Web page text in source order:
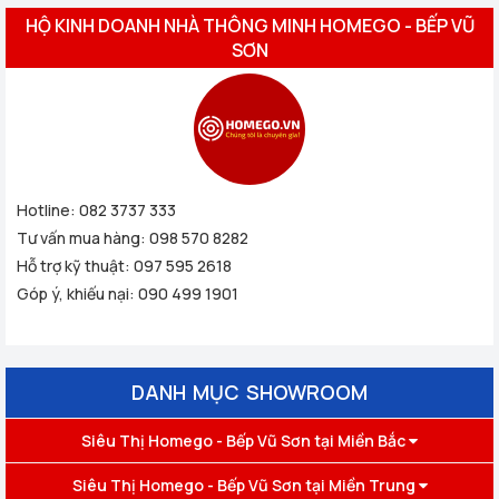
HỘ KINH DOANH NHÀ THÔNG MINH HOMEGO - BẾP VŨ
SƠN
Hotline: 082 3737 333
Tư vấn mua hàng: 098 570 8282
Hỗ trợ kỹ thuật: 097 595 2618
Góp ý, khiếu nại: 090 499 1901
DANH MỤC SHOWROOM
Siêu Thị Homego - Bếp Vũ Sơn tại Miền Bắc
Siêu Thị Homego - Bếp Vũ Sơn tại Miền Trung